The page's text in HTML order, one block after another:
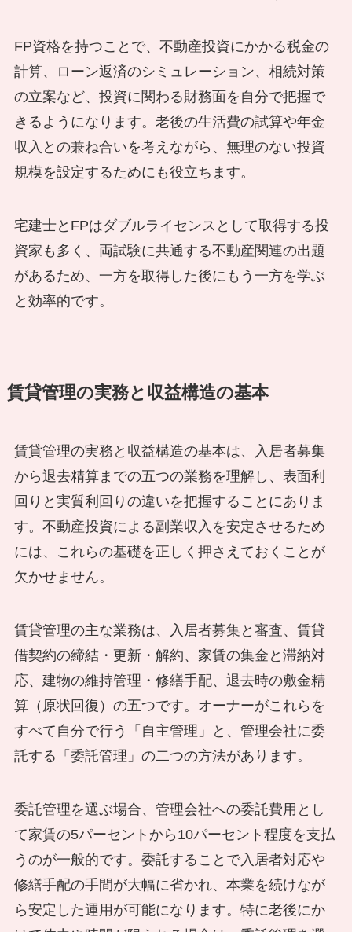
FP資格を持つことで、不動産投資にかかる税金の
計算、ローン返済のシミュレーション、相続対策
の立案など、投資に関わる財務面を自分で把握で
きるようになります。老後の生活費の試算や年金
収入との兼ね合いを考えながら、無理のない投資
規模を設定するためにも役立ちます。
宅建士とFPはダブルライセンスとして取得する投
資家も多く、両試験に共通する不動産関連の出題
があるため、一方を取得した後にもう一方を学ぶ
と効率的です。
賃貸管理の実務と収益構造の基本
賃貸管理の実務と収益構造の基本は、入居者募集
から退去精算までの五つの業務を理解し、表面利
回りと実質利回りの違いを把握することにありま
す。不動産投資による副業収入を安定させるため
には、これらの基礎を正しく押さえておくことが
欠かせません。
賃貸管理の主な業務は、入居者募集と審査、賃貸
借契約の締結・更新・解約、家賃の集金と滞納対
応、建物の維持管理・修繕手配、退去時の敷金精
算（原状回復）の五つです。オーナーがこれらを
すべて自分で行う「自主管理」と、管理会社に委
託する「委託管理」の二つの方法があります。
委託管理を選ぶ場合、管理会社への委託費用とし
て家賃の5パーセントから10パーセント程度を支払
うのが一般的です。委託することで入居者対応や
修繕手配の手間が大幅に省かれ、本業を続けなが
ら安定した運用が可能になります。特に老後にか